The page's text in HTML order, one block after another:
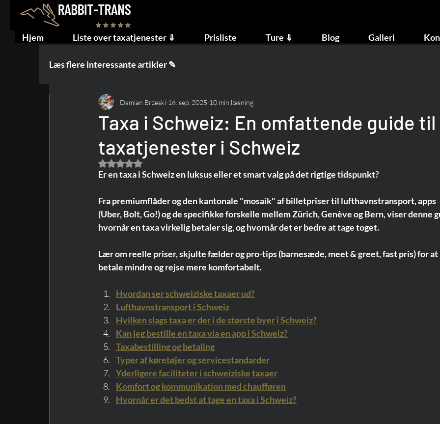
Hjem Liste over taxatjenester ⇓ Prisliste Ture ⇓ Blog Galleri
Læs flere interessante artikler ✎
Taxa i Schweiz: En omfattende guide til
taxatjenester i Schweiz
Damian Brzeski 16. sep. 2025 10 min læsning
Bedømt til NaN ud af 5 stjerner.
Er en taxa i Schweiz en luksus eller et smart valg på det rigtige tidspunkt?
Fra premiumflåder og den kantonale "mosaik" af billetpriser til lufthavnstransport, apps
(Uber, Bolt, Go!) og de specifikke forskelle mellem Zürich, Genève og Bern, viser denne
hvornår en taxa virkelig betaler sig, og hvornår det er bedre at tage toget.
Lær om reelle priser, skjulte fælder og pro-tips (barnesæde, meet & greet, fast pris) for at
betale mindre og rejse mere komfortabelt.
Hvordan ser schweiziske taxaer ud?
Lufthavnstransport i Schweiz
Hvilken slags taxa er der i de største byer i Schweiz?
Kan jeg bestille en taxa via en app i Schweiz?
Taxabestilling og betaling
Typer af køretøjer og servicestandarder
Yderligere faciliteter i schweiziske taxaer
Komfort og kommunikation med chaufføren
Hvornår er det bedst at tage en taxa i Schweiz?